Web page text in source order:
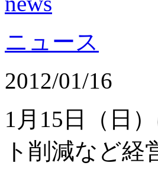
ニュース
2012/01/16
1月15日（日
ト削減など